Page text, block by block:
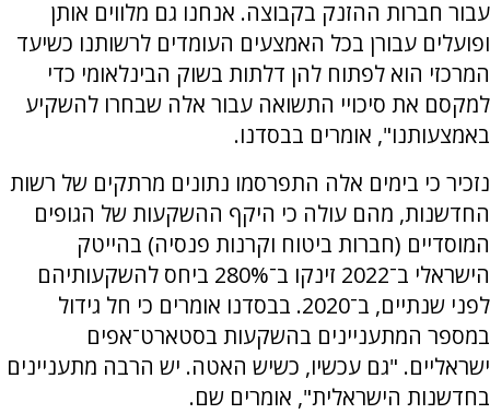
עבור חברות ההזנק בקבוצה. אנחנו גם מלווים אותן
ופועלים עבורן בכל האמצעים העומדים לרשותנו כשיעד
המרכזי הוא לפתוח להן דלתות בשוק הבינלאומי כדי
למקסם את סיכויי התשואה עבור אלה שבחרו להשקיע
באמצעותנו", אומרים בבסדנו.
נזכיר כי בימים אלה התפרסמו נתונים מרתקים של רשות
החדשנות, מהם עולה כי היקף ההשקעות של הגופים
המוסדיים (חברות ביטוח וקרנות פנסיה) בהייטק
הישראלי ב־2022 זינקו ב־280% ביחס להשקעותיהם
לפני שנתיים, ב־2020. בבסדנו אומרים כי חל גידול
במספר המתעניינים בהשקעות בסטארט־אפים
ישראליים. "גם עכשיו, כשיש האטה. יש הרבה מתעניינים
בחדשנות הישראלית", אומרים שם.